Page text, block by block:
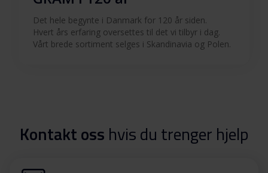
Det hele begynte i Danmark for 120 år siden.
Hvert års erfaring oversettes til det vi tilbyr i dag.
Vårt brede sortiment selges i Skandinavia og Polen.
Kontakt oss hvis du trenger hjelp